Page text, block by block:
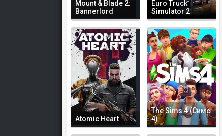
Mount & Blade 2:
Bannerlord
Euro Truck
Simulator 2
Atomic Heart
The Sims 4 (Симс
4)